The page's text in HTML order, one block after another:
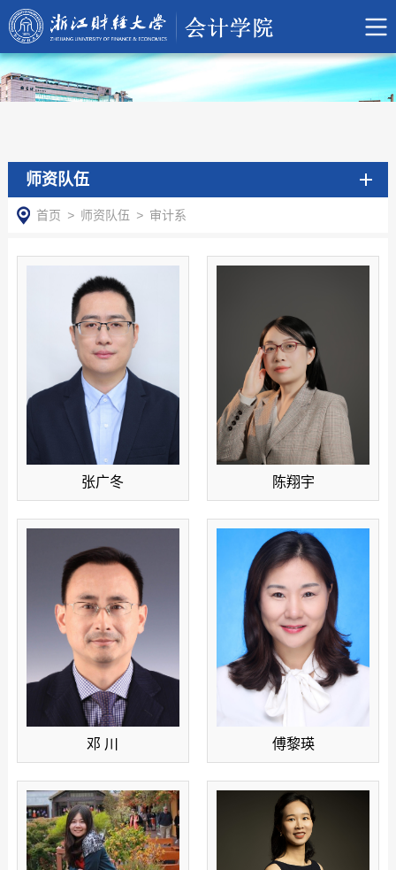
师资队伍
首页 > 师资队伍 > 审计系
张广冬 陈翔宇
邓 川 傅黎瑛